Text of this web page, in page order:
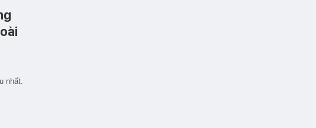
nhất.